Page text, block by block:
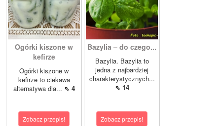
Ogórki kiszone w
kefirze
Ogórki kiszone w
kefirze to ciekawa
alternatywa dla... ⇖ 4
Zobacz przepis!
Bazylia – do czego...
Bazylia. Bazylia to
jedna z najbardziej
charakterystycznych...
⇖ 14
Zobacz przepis!